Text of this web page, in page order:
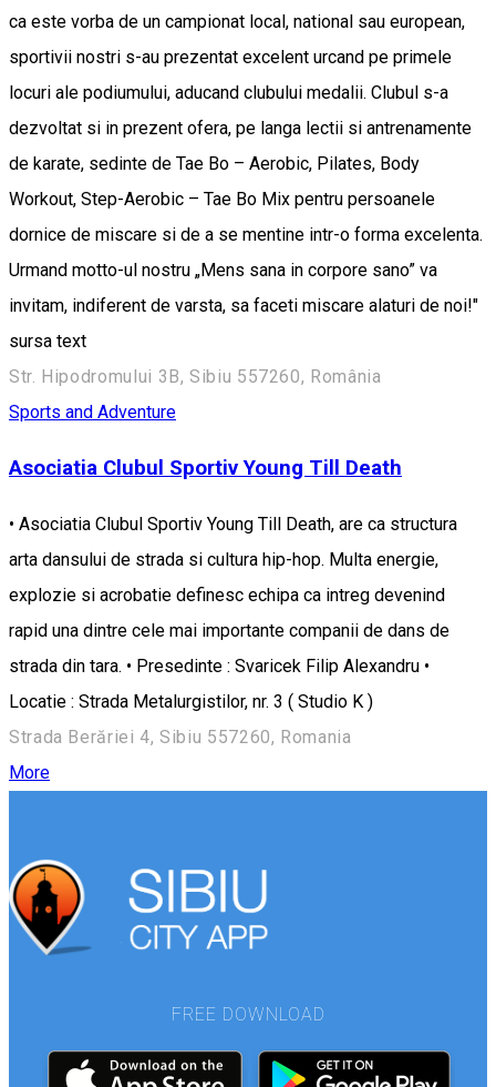
ca este vorba de un campionat local, national sau european,
sportivii nostri s-au prezentat excelent urcand pe primele
locuri ale podiumului, aducand clubului medalii. Clubul s-a
dezvoltat si in prezent ofera, pe langa lectii si antrenamente
de karate, sedinte de Tae Bo – Aerobic, Pilates, Body
Workout, Step-Aerobic – Tae Bo Mix pentru persoanele
dornice de miscare si de a se mentine intr-o forma excelenta.
Urmand motto-ul nostru „Mens sana in corpore sano” va
invitam, indiferent de varsta, sa faceti miscare alaturi de noi!"
sursa text
Str. Hipodromului 3B, Sibiu 557260, România
Sports and Adventure
Asociatia Clubul Sportiv Young Till Death
• Asociatia Clubul Sportiv Young Till Death, are ca structura
arta dansului de strada si cultura hip-hop. Multa energie,
explozie si acrobatie definesc echipa ca intreg devenind
rapid una dintre cele mai importante companii de dans de
strada din tara. • Presedinte : Svaricek Filip Alexandru •
Locatie : Strada Metalurgistilor, nr. 3 ( Studio K )
Strada Berăriei 4, Sibiu 557260, Romania
More
FREE DOWNLOAD